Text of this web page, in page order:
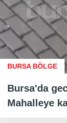
BURSA BÖLGE
Bursa'da
Mahalleye